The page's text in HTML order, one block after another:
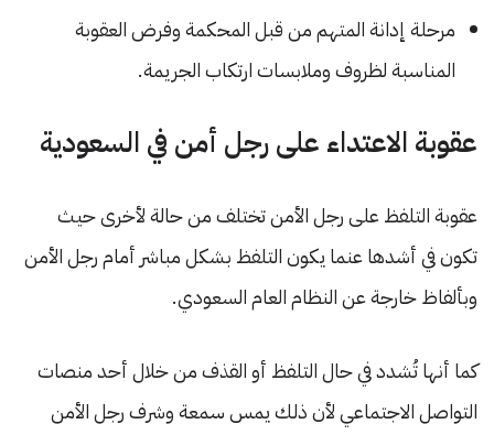
مرحلة إدانة المتهم من قبل المحكمة وفرض العقوبة
المناسبة لظروف وملابسات ارتكاب الجريمة.
عقوبة الاعتداء على رجل أمن في السعودية
عقوبة التلفظ على رجل الأمن تختلف من حالة لأخرى حيث
تكون في أشدها عنما يكون التلفظ بشكل مباشر أمام رجل الأمن
وبألفاظ خارجة عن النظام العام السعودي.
كما أنها تُشدد في حال التلفظ أو القذف من خلال أحد منصات
التواصل الاجتماعي لأن ذلك يمس سمعة وشرف رجل الأمن